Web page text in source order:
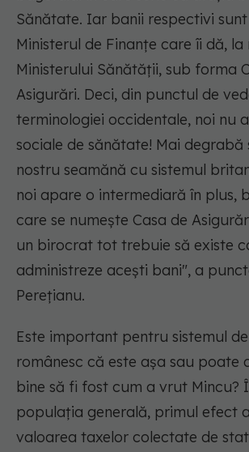
Sănătate. Iar banii respectivi
Ministerul de Finanțe care îi dă, la
Ministerului Sănătății, sub forma
Asigurări. Deci, din punctul de
terminologiei occidentale, noi nu
sociale de sănătate! Mai degrabă
nostru seamănă cu sistemul
noi apare o intermediară în plus,
care se numește Casa de
un birocrat tot trebuie să existe
administreze acești bani", a
Perețianu.
Este important pentru sistemul
românesc că este așa sau poate
bine să fi fost cum a vrut Mincu?
populația generală, primul efect
valoarea taxelor colectate de